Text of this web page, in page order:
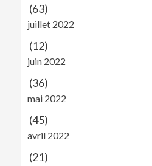
(63)
juillet 2022
(12)
juin 2022
(36)
mai 2022
(45)
avril 2022
(21)